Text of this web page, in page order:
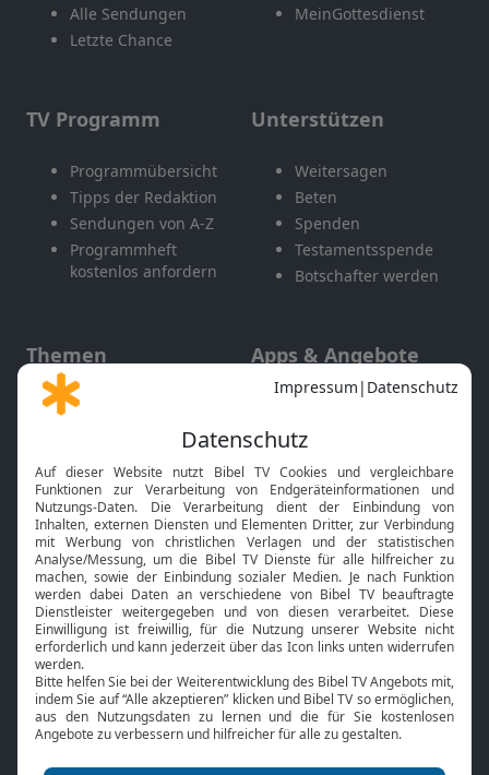
Alle Sendungen
Letzte Chance
MeinGottesdienst
TV Programm
Programmübersicht
Tipps der Redaktion
Sendungen von A-Z
Programmheft
kostenlos anfordern
Unterstützen
Weitersagen
Beten
Spenden
Testamentsspende
Botschafter werden
Themen
Gott und Bibel erklärt
Neuigkeiten
Apps & Angebote
Mobile App
Smart TV
HbbTV
Bibelthek Online-Bibel
Nächster Gottesdienst
Bibel TV
Über uns
Jobs
Service
Kontakt
TV-Empfang